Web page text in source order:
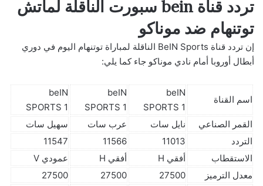
تردد قناة bein سبورت الناقلة لماتش
توتنهام ضد موناكو
إن تردد قناة BeIN Sports الناقلة لمباراة توتنهام اليوم في دوري
أبطال أوروبا أمام نادي موناكو جاء كما يلي:
اسم القناة
beIN
SPORTS 1
beIN
SPORTS 1
beIN
SPORTS 1
القمر الصناعي
نايل سات عرب سات
سهيل سات
التردد
11013
11566
11547
الاستقطاب
أفقي H أفقي H
عمودي V
معدل الترميز
27500
27500
27500